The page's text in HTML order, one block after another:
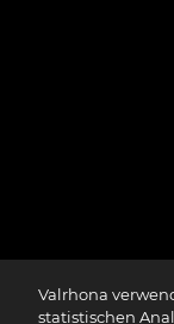
Valrhona
statistischen